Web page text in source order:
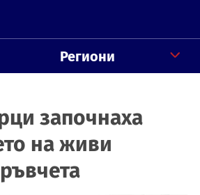
Региони
започнаха
на живи